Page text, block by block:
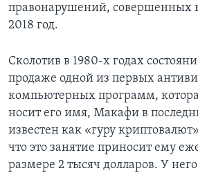
правонарушений, совершенных
2018 год.
Сколотив в 1980-х годах
продаже одной из первых
компьютерных программ,
носит его имя, Макафи в
известен как «гуру
что это занятие приносит ему
размере 2 тысяч долларов. У